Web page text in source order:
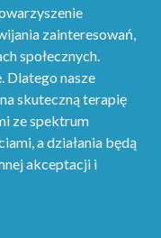
zainteresowań,
społecznych.
Dlatego nasze
skuteczną terapię
ze spektrum
a działania będą
akceptacji i